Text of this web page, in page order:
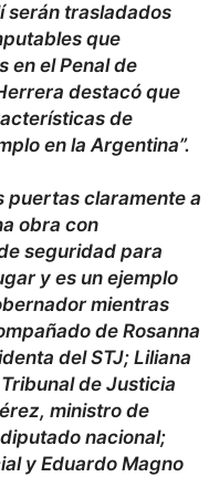
serán trasladados
que
en el Penal de
destacó que
de
en la Argentina”.
puertas claramente a
obra con
seguridad para
y es un ejemplo
mientras
de Rosanna
del STJ; Liliana
de Justicia
ministro de
nacional;
y Eduardo Magno